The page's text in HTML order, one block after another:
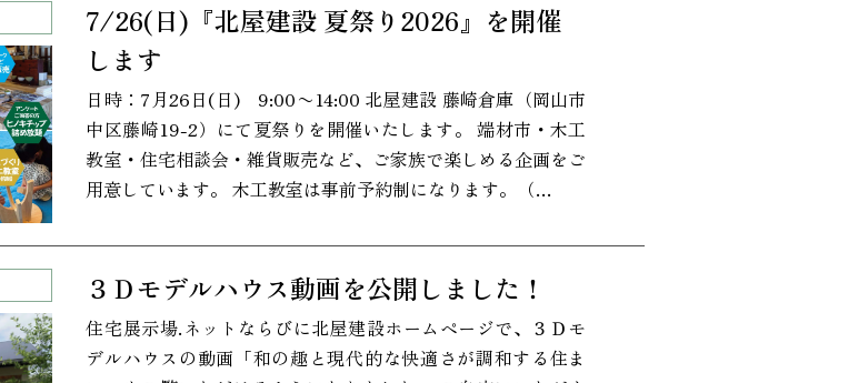
7/26(日)『北屋建設 夏祭り2026』を開催
します
日時：7月26日(日) 9:00〜14:00 北屋建設 藤崎倉庫（岡山市
中区藤崎19-2）にて夏祭りを開催いたします。 端材市・木工
教室・住宅相談会・雑貨販売など、ご家族で楽しめる企画をご
用意しています。 木工教室は事前予約制になります。（…
３Ｄモデルハウス動画を公開しました！
住宅展示場.ネットならびに北屋建設ホームページで、３Ｄモ
デルハウスの動画「和の趣と現代的な快適さが調和する住ま